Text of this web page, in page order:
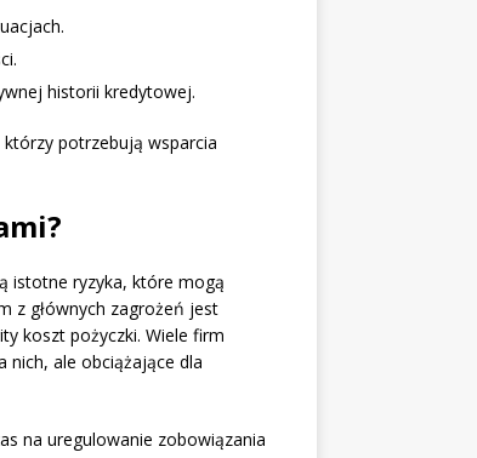
historii kredytowej.
potrzebują wsparcia
istotne ryzyka, które mogą
z głównych zagrożeń jest
koszt pożyczki. Wiele firm
ale obciążające dla
na uregulowanie zobowiązania